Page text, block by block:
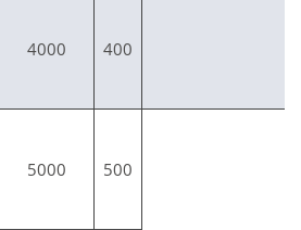
4000 400
5000 500